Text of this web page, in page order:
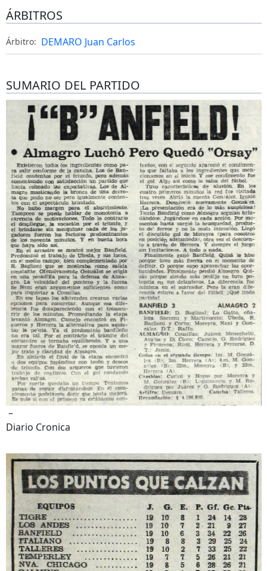
ÁRBITROS
Árbitro: DEMARO Juan Carlos
SUMARIO DEL PARTIDO
–
Diario Cronica